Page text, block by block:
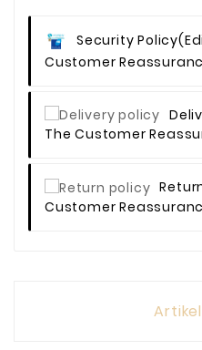
Security Policy
Customer
The Customer
Customer